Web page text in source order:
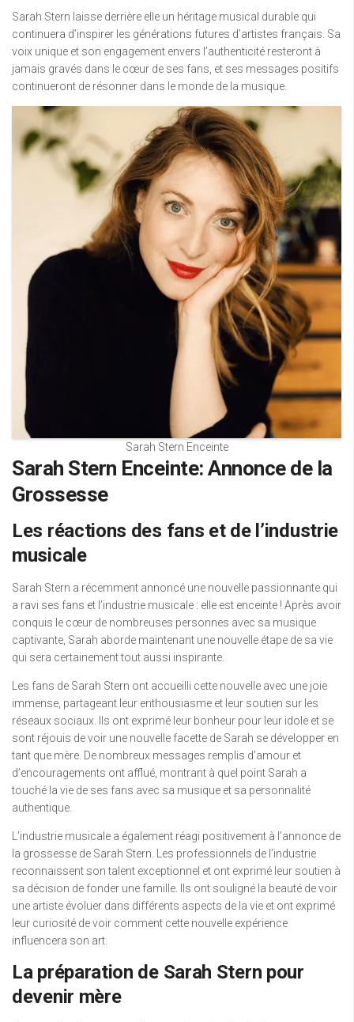
Sarah Stern laisse derrière elle un héritage musical durable qui
continuera d’inspirer les générations futures d’artistes français. Sa
voix unique et son engagement envers l’authenticité resteront à
jamais gravés dans le cœur de ses fans, et ses messages positifs
continueront de résonner dans le monde de la musique.
Sarah Stern Enceinte
Sarah Stern Enceinte: Annonce de la
Grossesse
Les réactions des fans et de l’industrie
musicale
Sarah Stern a récemment annoncé une nouvelle passionnante qui
a ravi ses fans et l’industrie musicale : elle est enceinte ! Après avoir
conquis le cœur de nombreuses personnes avec sa musique
captivante, Sarah aborde maintenant une nouvelle étape de sa vie
qui sera certainement tout aussi inspirante.
Les fans de Sarah Stern ont accueilli cette nouvelle avec une joie
immense, partageant leur enthousiasme et leur soutien sur les
réseaux sociaux. Ils ont exprimé leur bonheur pour leur idole et se
sont réjouis de voir une nouvelle facette de Sarah se développer en
tant que mère. De nombreux messages remplis d’amour et
d’encouragements ont afflué, montrant à quel point Sarah a
touché la vie de ses fans avec sa musique et sa personnalité
authentique.
L’industrie musicale a également réagi positivement à l’annonce de
la grossesse de Sarah Stern. Les professionnels de l’industrie
reconnaissent son talent exceptionnel et ont exprimé leur soutien à
sa décision de fonder une famille. Ils ont souligné la beauté de voir
une artiste évoluer dans différents aspects de la vie et ont exprimé
leur curiosité de voir comment cette nouvelle expérience
influencera son art.
La préparation de Sarah Stern pour
devenir mère